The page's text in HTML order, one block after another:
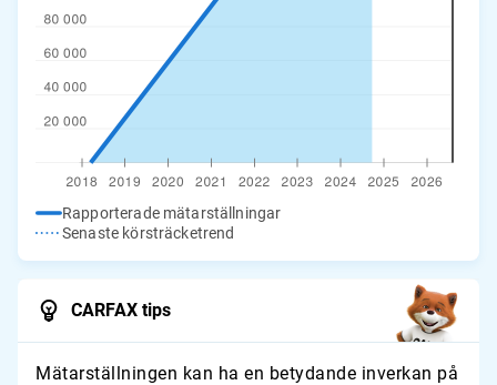
Rapporterade mätarställningar
Senaste körsträcketrend
CARFAX tips
Mätarställningen kan ha en betydande inverkan på